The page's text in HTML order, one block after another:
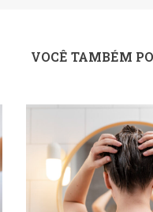
VOCÊ TAMBÉM